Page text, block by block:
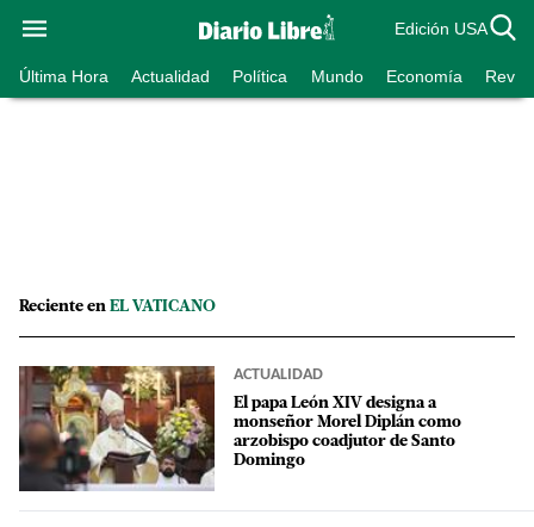
Edición USA
Última Hora Actualidad Política Mundo Economía
Reciente en EL VATICANO
ACTUALIDAD
El papa León XIV designa a
monseñor Morel Diplán como
arzobispo coadjutor de Santo
Domingo